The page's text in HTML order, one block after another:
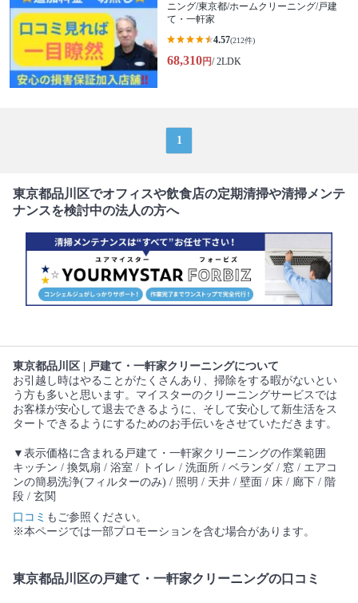
ニング/東京都/ホームクリーニング/戸建
て・一軒家
4.57(212件)
68,310円/ 2LDK
1
東京都品川区でオフィスや飲食店の定期清掃や清掃メンテ
ナンスを検討中の法人の方へ
東京都品川区 | 戸建て・一軒家クリーニングについて
お引越し時はやることがたくさんあり、掃除をする暇がないとい
う方も多いと思います。マイスターのクリーニングサービスでは
お客様が安心して退去できるように、そして安心して新生活をス
タートできるようにするためのお手伝いをさせていただきます。
▼表示価格に含まれる戸建て・一軒家クリーニングの作業範囲
キッチン / 換気扇 / 浴室 / トイレ / 洗面所 / ベランダ / 窓 / エアコ
ンの簡易洗浄(フィルターのみ) / 照明 / 天井 / 壁面 / 床 / 廊下 / 階
段 / 玄関
口コミ もご参照ください。
※本ページでは一部プロモーションを含む場合があります。
東京都品川区の戸建て・一軒家クリーニングの口コミ